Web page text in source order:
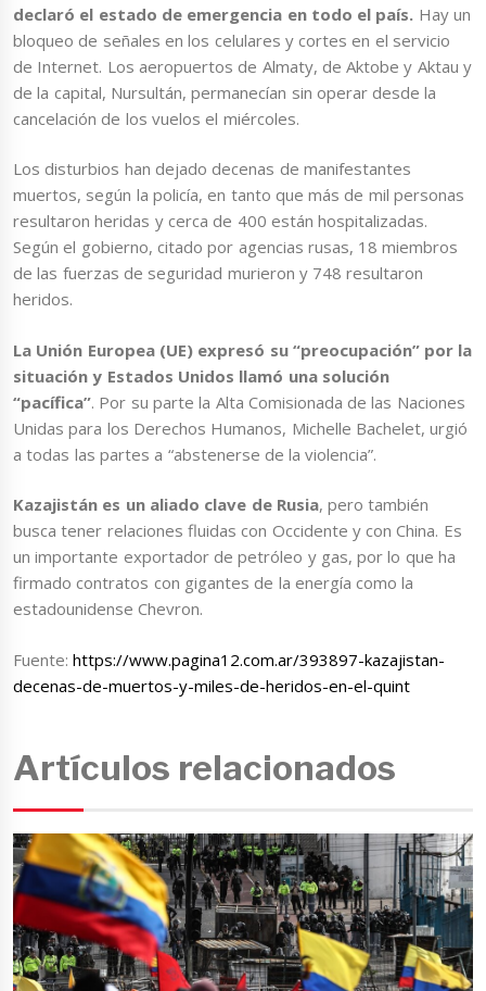
declaró el estado de emergencia en todo el país. Hay un
bloqueo de señales en los celulares y cortes en el servicio
de Internet. Los aeropuertos de Almaty, de Aktobe y Aktau y
de la capital, Nursultán, permanecían sin operar desde la
cancelación de los vuelos el miércoles.
Los disturbios han dejado decenas de manifestantes
muertos, según la policía, en tanto que más de mil personas
resultaron heridas y cerca de 400 están hospitalizadas.
Según el gobierno, citado por agencias rusas, 18 miembros
de las fuerzas de seguridad murieron y 748 resultaron
heridos.
La Unión Europea (UE) expresó su “preocupación” por la
situación y Estados Unidos llamó una solución
“pacífica”. Por su parte la Alta Comisionada de las Naciones
Unidas para los Derechos Humanos, Michelle Bachelet, urgió
a todas las partes a “abstenerse de la violencia”.
Kazajistán es un aliado clave de Rusia, pero también
busca tener relaciones fluidas con Occidente y con China. Es
un importante exportador de petróleo y gas, por lo que ha
firmado contratos con gigantes de la energía como la
estadounidense Chevron.
Fuente:https://www.pagina12.com.ar/393897-kazajistan-
decenas-de-muertos-y-miles-de-heridos-en-el-quint
Artículos relacionados